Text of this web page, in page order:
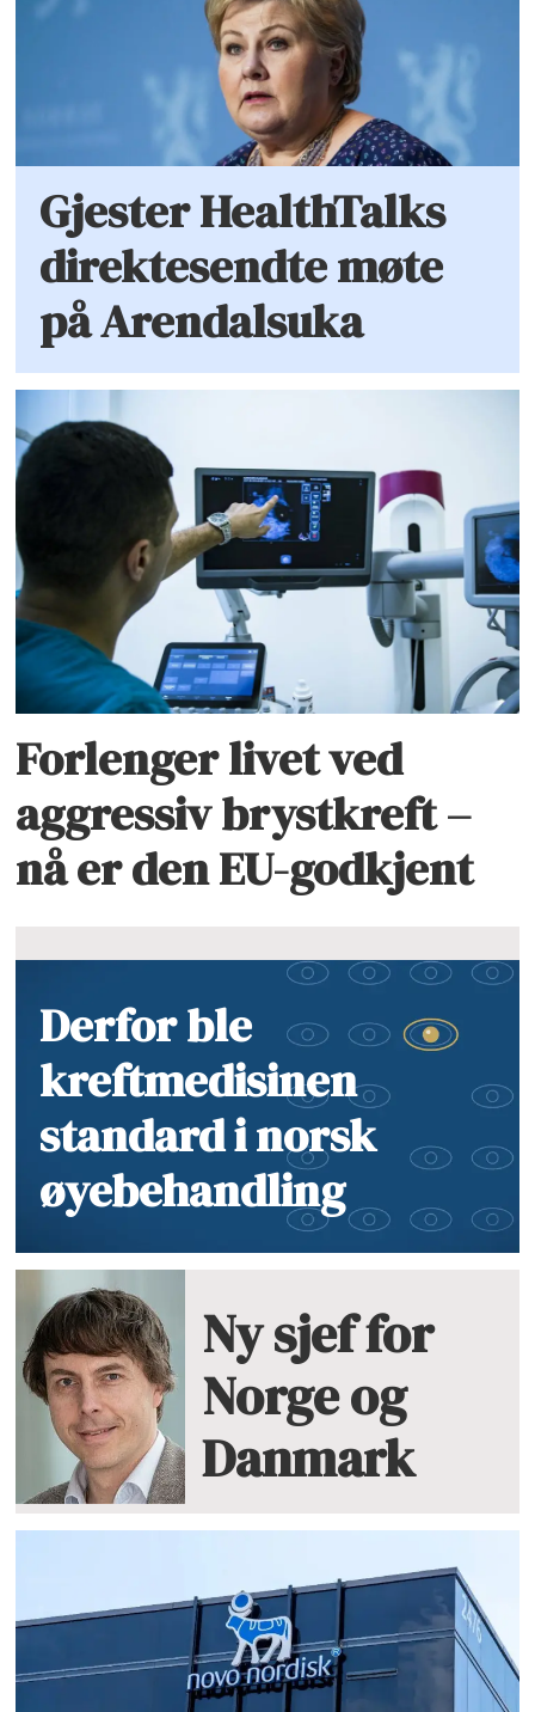
Gjester HealthTalks
direktesendte møte
på Arendalsuka
Forlenger livet ved
aggressiv brystkreft –
nå er den EU-godkjent
Derfor ble
kreftmedisinen
standard i norsk
øyebehandling
Ny sjef for
Norge og
Danmark